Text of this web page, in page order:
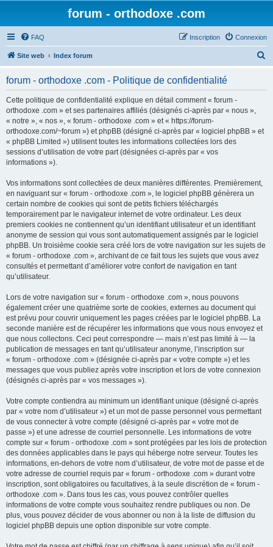
forum - orthodoxe .com
FAQ Connexion
Inscription
Site web Index forum
forum - orthodoxe .com - Politique de confidentialité
Cette politique de confidentialité explique en détail comment « forum -
orthodoxe .com » et ses partenaires affiliés (désignés ci-après par « nous »,
« notre », « nos », « forum - orthodoxe .com » et « https://forum-
orthodoxe.com/~forum ») et phpBB (désigné ci-après par « logiciel phpBB » et
« phpBB Limited ») utilisent toutes les informations collectées lors des
sessions d’utilisation de votre part (désignées ci-après par « vos
informations »).
Vos informations sont collectées de deux manières différentes. Premièrement,
en naviguant sur « forum - orthodoxe .com », le logiciel phpBB génèrera un
certain nombre de cookies qui sont de petits fichiers téléchargés
temporairement par le navigateur internet de votre ordinateur. Les deux
premiers cookies ne contiennent qu’un identifiant utilisateur et un identifiant
anonyme de session qui vous sont automatiquement assignés par le logiciel
phpBB. Un troisième cookie sera créé lors de votre navigation sur les sujets de
« forum - orthodoxe .com », archivant de ce fait tous les sujets que vous avez
consultés et permettant d’améliorer votre confort de navigation en tant
qu’utilisateur.
Lors de votre navigation sur « forum - orthodoxe .com », nous pouvons
également créer une quatrième sorte de cookies, externes au document qui
est prévu pour couvrir uniquement les pages créées par le logiciel phpBB. La
seconde manière est de récupérer les informations que vous nous envoyez et
que nous collectons. Ceci peut correspondre — mais n’est pas limité à — la
publication de messages en tant qu’utilisateur anonyme, l’inscription sur
« forum - orthodoxe .com » (désignée ci-après par « votre compte ») et les
messages que vous publiez après votre inscription et lors de votre connexion
(désignés ci-après par « vos messages »).
Votre compte contiendra au minimum un identifiant unique (désigné ci-après
par « votre nom d’utilisateur ») et un mot de passe personnel vous permettant
de vous connecter à votre compte (désigné ci-après par « votre mot de
passe ») et une adresse de courriel personnelle. Les informations de votre
compte sur « forum - orthodoxe .com » sont protégées par les lois de protection
des données applicables dans le pays qui héberge notre serveur. Toutes les
informations, en-dehors de votre nom d’utilisateur, de votre mot de passe et de
votre adresse de courriel requis par « forum - orthodoxe .com » durant votre
inscription, sont obligatoires ou facultatives, à la seule discrétion de « forum -
orthodoxe .com ». Dans tous les cas, vous pouvez contrôler quelles
informations de votre compte vous souhaitez rendre publiques ou non. De
plus, vous pouvez décider de vous abonner ou non à la liste de diffusion du
logiciel phpBB depuis une option disponible sur votre compte.